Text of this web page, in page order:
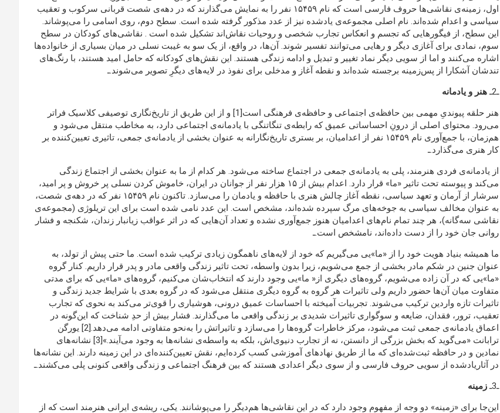
اول، زمینه‌ی نقاشی‌ها حروف فارسی است که نام ۱۵۴۵۹ نفر را به نمایش می‌گذارند که در دهه‌ی شصت قربانی سرکوب و تعقیب
سیاسی و اعدام شده‌اند. نام اصلی مجموعه‌ی یادشده نیز از عدد مذکور گرفته شده است. سطح دوم، روی اسامی را می‌پوشاند.
این سطح، از فیگورهایی که تجسم و انعکاس تجارب شخصی و روحیات نقاش‌اند تشکیل شده است . نقاشی‌های کودکان در سطح
سوم، نمادی برای آغازی دیگر و رهایی می‌توانند تفسیر شوند. آن‌ها، در واقع، از یک سو به غیبت نسلی در میان بسیاری از خانواده‌ها
اشاره می‌کنند و اما از سویی دیگر نماد تغییر و تبدیل و ادامه زندگی هستند. این نقش‌های کودکانه که حامل امید هستند، با رنگ‌های
تندشان آشکارا از پس‌زمینه برجسته شده‌اند و نقطه آغاز و مدخلی برای نفوذ در لایه‌های دیگرِ تصویر می‌شوند.ـ
ـ2ـ
هنر و یادمانه
هنر حلقه پیوندیِ مهمی بین حافظه‌ی اجتماعی و حافظه‌ی فرهنگی است[1] و از این طریق از تاریخ‌نگاری توصیفی کلاسیک فراتر
می‌رود. محتوای اصلی از درونِ احساساتی عمیق که رابطه‌ی تنگاتنگی با یادمانه‌ی اجتماعی دارد، به مخاطب منتقل می‌‌شود و
هم‌زمان، با جمع‌آوری نام ۱۵۴۵۹ نفر از اعدامیان، بر بستری تاریخ‌نگارانه به عنوان بخشی از یادمانه‌ی جمعی، تاثیری تعیین‌کننده بر
کار هنری می‌گذارد.ـ
از یادمانه‌ی فردی هنرمند، پلی به یادمانه‌ی جمعی در اجتماع ساخته می‌شود. هر کدام از ما به عنوان بخشی از اجتماع زندگی
می‌کند و پیوسته تحت تاثیر «ما» قرار دارد. اعدام بیش از ۱۵ هزار نفر از جوانان در‌‌ ایران، خاموش کردن نسلی پر خروش و پر امید،
سرشار از آرمان و تعهد سیاسی، نقطه آغاز چالش هنری با حافظه و یادمان را می‌سازد. تاکنون نام ۱۵۴۵۹ نفر که در دهه‌ی شصت،
به عنوان مخالف سیاسی به جوخه‌های مرگ سپرده شده‌اند، مشخص است. این عدد نامی شده است برای این تریلوژی (مجموعه‌‌ی
نقاشی سه‌گانه)، هر چند تمام نام‌های اعدامیان هنوز جمع‌آوری نشده و تعداد آن‌هایی که در اثر عواقب زیانبار زندان، شکنجه و فشار
روانی جان خود را از دست داده‌اند، نامشخص است.ـ
ما همیشه بنیاد هویت خود را از «ما»یی می‌گیریم که خود از لایه‌های ناهمگون زیادی ترکیب شده است. ما حتی پیش از تولد، به
عنوان جنین در شکم مادر بخشی از جمع می‌شویم، زیرا بدون واسطه، تحت تاثیر زندگی واقعی مادر و پدر قرار داریم. کنار گروه
«ما»یی که در آن زاده می‌شویم، گروه‌های دیگری از« ما»یی وجود دارند که انتخاب‌شان می‌کنیم، گروه‌های «ما»یی که برای مدتی
متفاوت ‌میان آن‌ها حضور داریم ولی تاثیرات هر گروه به گروه دیگری منتقل می‌شود که در گروه بعدی با شرایط جدید زندگی و
تاثیرات تازه واردین ترکیب می‌‌شوند. تجربیات آمیخته با احساسات عمیق درونی، هوشیاری را قوی‌تر می‌کند به نحوی که تجارب
تعقیب، ترور، فقدان، ضایعه و سوگواری تاثیرات شدیدی بر زندگی واقعی ما می‌گذارند. فشار بیش از حدِ شناخت که این‌گونه در
اعماق یادمانه‌ی جمعی ثبت می‌شود، مرکز خاطرات گروه‌ها را می‌سازد و تاثیراتش را به‌نحو متفاوتی ادامه می‌دهد.[2] یورگن
ترابانت «می‌گوید که بخش بزرگی از دانستن، نه از تجارب دنیوی‌اش، بلکه به واسطه‌ی نشانه‌ها به وجود می‌آیند.»[3]‌ نشانه‌های
نمادین و در حافظه ثبت‌شده‌ای که ما از طریق نهاد‌های آموزشی کسب کرده‌ایم، نقش تعیین‌کننده‌ای در این زمینه دارند. این نشانه‌ها
در آثاریادشده از سویی حروف فارسی و از سوی دیگر اعدادی هستند که بین فرهنگ اجتماعی‌ و زندگی واقعی کنونی پلی می‌کشند.ـ
ـ3ـ
زمینه
این‌جا برای «زمینه» دو وجه از مفهوم وجود دارد که در این نقاشی‌ها هم‌دیگر را می‌پوشانند. یکی، ریشه‌‌ی ایرانی هنرمند است که از